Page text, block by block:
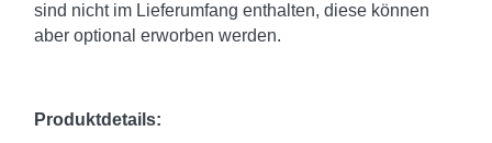
sind nicht im Lieferumfang enthalten, diese können
aber optional erworben werden.
Produktdetails: